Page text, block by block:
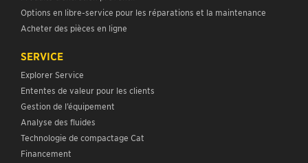
Options en libre-service pour les réparations et la maintenance
Acheter des pièces en ligne
SERVICE
Explorer Service
Ententes de valeur pour les clients
Gestion de l’équipement
Analyse des fluides
Technologie de compactage Cat
Financement